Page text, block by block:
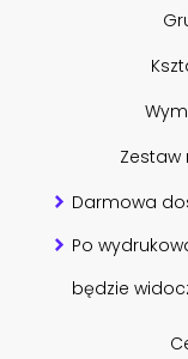
Darmowa
Po
będzie